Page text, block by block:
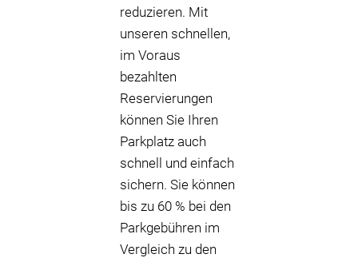
reduzieren. Mit
unseren schnellen,
im Voraus
bezahlten
Reservierungen
können Sie Ihren
Parkplatz auch
schnell und einfach
sichern. Sie können
bis zu 60 % bei den
Parkgebühren im
Vergleich zu den